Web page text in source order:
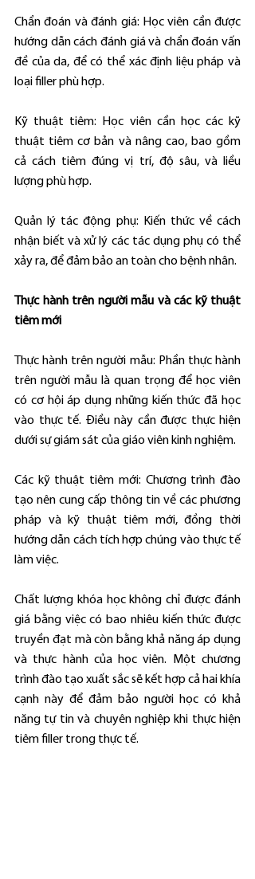
Chẩn đoán và đánh giá: Học viên cần được
hướng dẫn cách đánh giá và chẩn đoán vấn
đề của da, để có thể xác định liệu pháp và
loại filler phù hợp.
Kỹ thuật tiêm: Học viên cần học các kỹ
thuật tiêm cơ bản và nâng cao, bao gồm
cả cách tiêm đúng vị trí, độ sâu, và liều
lượng phù hợp.
Quản lý tác động phụ: Kiến thức về cách
nhận biết và xử lý các tác dụng phụ có thể
xảy ra, để đảm bảo an toàn cho bệnh nhân.
Thực hành trên người mẫu và các kỹ thuật
tiêm mới
Thực hành trên người mẫu: Phần thực hành
trên người mẫu là quan trọng để học viên
có cơ hội áp dụng những kiến thức đã học
vào thực tế. Điều này cần được thực hiện
dưới sự giám sát của giáo viên kinh nghiệm.
Các kỹ thuật tiêm mới: Chương trình đào
tạo nên cung cấp thông tin về các phương
pháp và kỹ thuật tiêm mới, đồng thời
hướng dẫn cách tích hợp chúng vào thực tế
làm việc.
Chất lượng khóa học không chỉ được đánh
giá bằng việc có bao nhiêu kiến thức được
truyền đạt mà còn bằng khả năng áp dụng
và thực hành của học viên. Một chương
trình đào tạo xuất sắc sẽ kết hợp cả hai khía
cạnh này để đảm bảo người học có khả
năng tự tin và chuyên nghiệp khi thực hiện
tiêm filler trong thực tế.